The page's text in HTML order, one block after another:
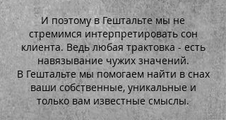
И поэтому в Гештальте мы не
стремимся интерпретировать сон
клиента. Ведь любая трактовка - есть
навязывание чужих значений.
В Гештальте мы помогаем найти в снах
ваши собственные, уникальные и
только вам известные смыслы.